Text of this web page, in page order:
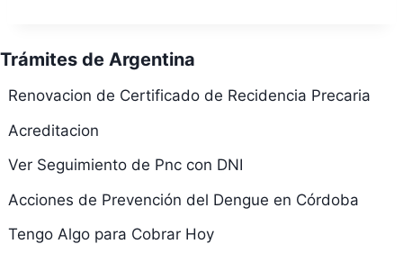
Trámites de Argentina
Renovacion de Certificado de Recidencia Precaria
Acreditacion
Ver Seguimiento de Pnc con DNI
Acciones de Prevención del Dengue en Córdoba
Tengo Algo para Cobrar Hoy